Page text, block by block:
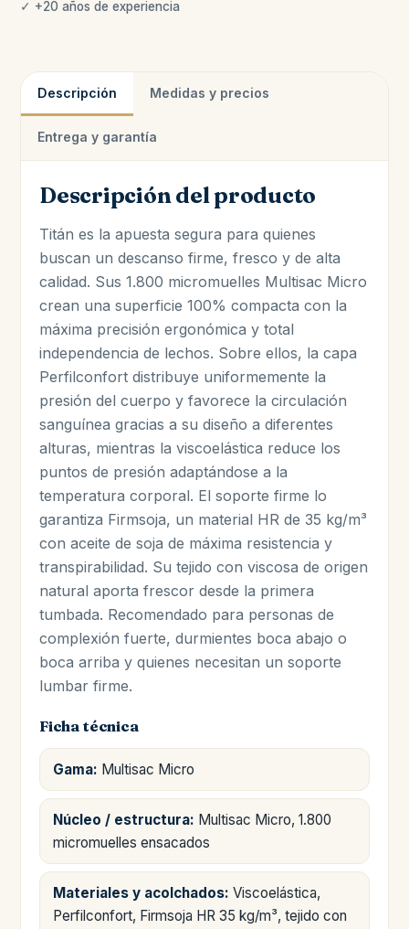
✓ +20 años de experiencia
Descripción Medidas y precios
Entrega y garantía
Descripción del producto
Titán es la apuesta segura para quienes
buscan un descanso firme, fresco y de alta
calidad. Sus 1.800 micromuelles Multisac Micro
crean una superficie 100% compacta con la
máxima precisión ergonómica y total
independencia de lechos. Sobre ellos, la capa
Perfilconfort distribuye uniformemente la
presión del cuerpo y favorece la circulación
sanguínea gracias a su diseño a diferentes
alturas, mientras la viscoelástica reduce los
puntos de presión adaptándose a la
temperatura corporal. El soporte firme lo
garantiza Firmsoja, un material HR de 35 kg/m³
con aceite de soja de máxima resistencia y
transpirabilidad. Su tejido con viscosa de origen
natural aporta frescor desde la primera
tumbada. Recomendado para personas de
complexión fuerte, durmientes boca abajo o
boca arriba y quienes necesitan un soporte
lumbar firme.
Ficha técnica
Gama: Multisac Micro
Núcleo / estructura: Multisac Micro, 1.800
micromuelles ensacados
Materiales y acolchados: Viscoelástica,
Perfilconfort, Firmsoja HR 35 kg/m³, tejido con